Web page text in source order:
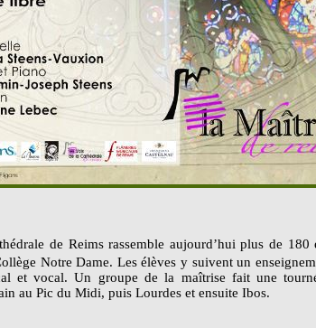
de Reims rassemble aujourd’hui plus de 180
Notre Dame. Les élèves y suivent un
et vocal. Un groupe de la maîtrise fait une
au Pic du Midi, puis Lourdes et ensuite Ibos.